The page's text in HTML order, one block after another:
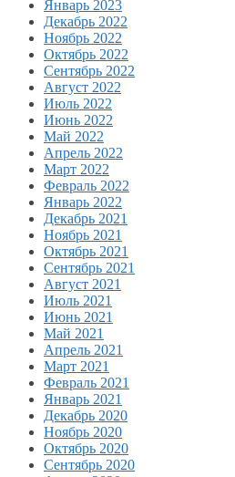
Январь 2023
Декабрь 2022
Ноябрь 2022
Октябрь 2022
Сентябрь 2022
Август 2022
Июль 2022
Июнь 2022
Май 2022
Апрель 2022
Март 2022
Февраль 2022
Январь 2022
Декабрь 2021
Ноябрь 2021
Октябрь 2021
Сентябрь 2021
Август 2021
Июль 2021
Июнь 2021
Май 2021
Апрель 2021
Март 2021
Февраль 2021
Январь 2021
Декабрь 2020
Ноябрь 2020
Октябрь 2020
Сентябрь 2020